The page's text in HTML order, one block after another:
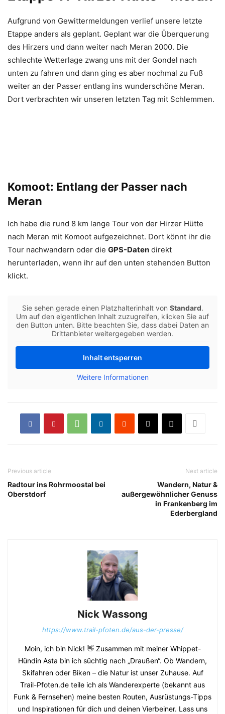
Aufgrund von Gewittermeldungen verlief unsere letzte
Etappe anders als geplant. Geplant war die Überquerung
des Hirzers und dann weiter nach Meran 2000. Die
schlechte Wetterlage zwang uns mit der Gondel nach
unten zu fahren und dann ging es aber nochmal zu Fuß
weiter an der Passer entlang ins wunderschöne Meran.
Dort verbrachten wir unseren letzten Tag mit Schlemmen.
Komoot: Entlang der Passer nach
Meran
Ich habe die rund 8 km lange Tour von der Hirzer Hütte
nach Meran mit Komoot aufgezeichnet. Dort könnt ihr die
Tour nachwandern oder die GPS-Daten direkt
herunterladen, wenn ihr auf den unten stehenden Button
klickt.
Sie sehen gerade einen Platzhalterinhalt von Standard.
Um auf den eigentlichen Inhalt zuzugreifen, klicken Sie auf
den Button unten. Bitte beachten Sie, dass dabei Daten an
Drittanbieter weitergegeben werden.
Inhalt entsperren
Weitere Informationen
Previous article
Radtour ins Rohrmoostal bei
Oberstdorf
Next article
Wandern, Natur &
außergewöhnlicher Genuss
in Frankenberg im
Ederbergland
Nick Wassong
https://www.trail-pfoten.de/aus-der-presse/
Moin, ich bin Nick! 👋 Zusammen mit meiner Whippet-
Hündin Asta bin ich süchtig nach „Draußen“. Ob Wandern,
Skifahren oder Biken – die Natur ist unser Zuhause. Auf
Trail-Pfoten.de teile ich als Wanderexperte (bekannt aus
Funk & Fernsehen) meine besten Routen, Ausrüstungs-Tipps
und Inspirationen für dich und deinen Vierbeiner. Lass uns